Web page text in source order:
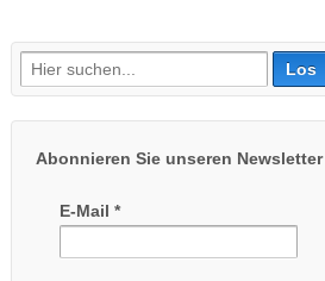
Suche
nach:
Abonnieren Sie unseren Newsletter
E-Mail*